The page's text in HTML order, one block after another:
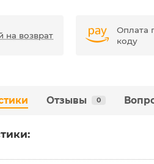
на возврат
Оплата
коду
Отзывы 0